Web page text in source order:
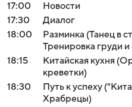
17:00
Новости
17:30
Диалог
18:00
Разминка (Танец в
Тренировка груди
18:15
Китайская кухня
креветки)
18:30
Путь к успеху
Храбрецы)